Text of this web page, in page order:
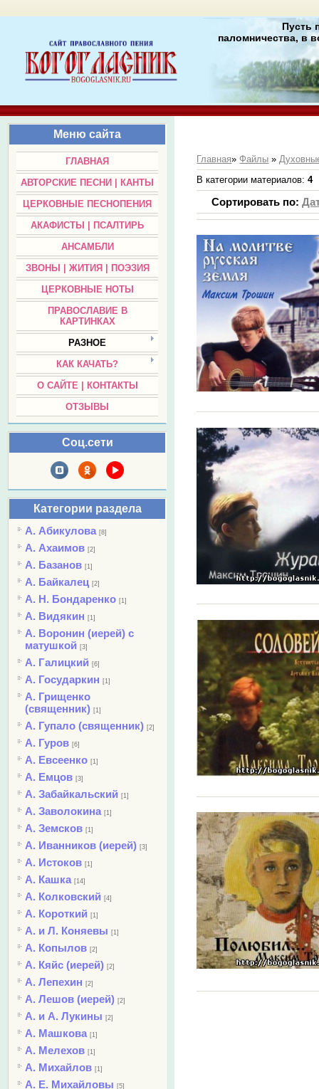
Пусть
паломничества, в
Меню сайта
ГЛАВНАЯ
АВТОРСКИЕ ПЕСНИ | КАНТЫ
ЦЕРКОВНЫЕ ПЕСНОПЕНИЯ
АКАФИСТЫ | ПСАЛТИРЬ
АНСАМБЛИ
ЗВОНЫ | ЖИТИЯ | ПОЭЗИЯ
ЦЕРКОВНЫЕ НОТЫ
ПРАВОСЛАВИЕ В
КАРТИНКАХ
РАЗНОЕ
КАК КАЧАТЬ?
О САЙТЕ | КОНТАКТЫ
ОТЗЫВЫ
Соц.сети
Категории раздела
А. Абикулова [8]
А. Ахаимов [2]
А. Базанов [1]
А. Байкалец [2]
А. Н. Бондаренко [1]
А. Видякин [1]
А. Воронин (иерей) с
матушкой [3]
А. Галицкий [6]
А. Государкин [1]
А. Грищенко
(священник) [1]
А. Гупало (священник) [2]
А. Гуров [6]
А. Евсеенко [1]
А. Емцов [3]
А. Забайкальский [1]
А. Заволокина [1]
А. Земсков [1]
А. Иванников (иерей) [3]
А. Истоков [1]
А. Кашка [14]
А. Колковский [4]
А. Короткий [1]
А. и Л. Коняевы [1]
А. Копылов [2]
А. Кяйс (иерей) [2]
А. Лепехин [2]
А. Лешов (иерей) [2]
А. и А. Лукины [2]
А. Машкова [1]
А. Мелехов [1]
А. Михайлов [1]
А. Е. Михайловы [5]
Главная»Файлы »
В категории материалов:4
Сортировать по: